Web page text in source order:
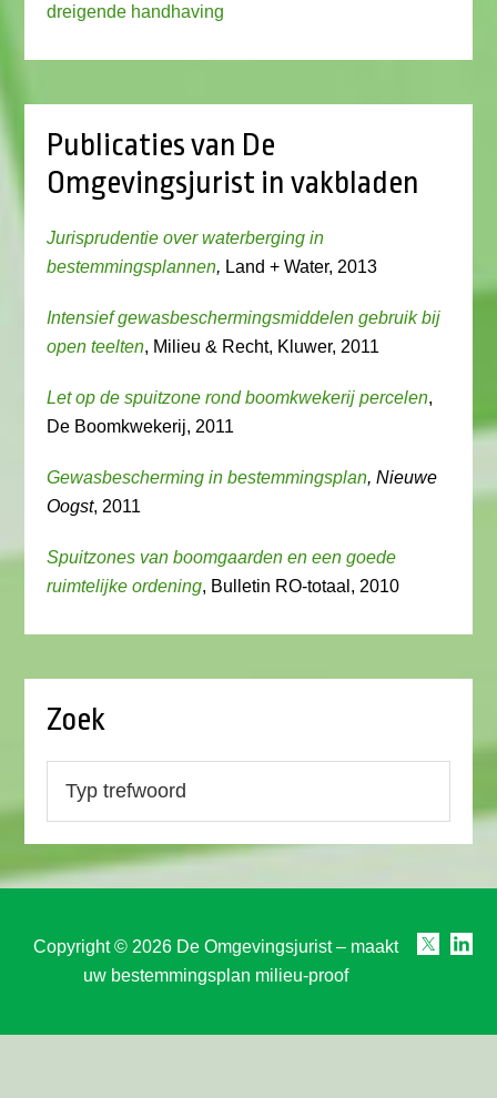
dreigende handhaving
Publicaties van De
Omgevingsjurist in vakbladen
Jurisprudentie over waterberging in
bestemmingsplannen, Land + Water, 2013
Intensief gewasbeschermingsmiddelen gebruik bij
open teelten, Milieu & Recht, Kluwer, 2011
Let op de spuitzone rond boomkwekerij percelen,
De Boomkwekerij, 2011
Gewasbescherming in bestemmingsplan, Nieuwe
Oogst, 2011
Spuitzones van boomgaarden en een goede
ruimtelijke ordening, Bulletin RO-totaal, 2010
Zoek
Copyright © 2026 De Omgevingsjurist – maakt
uw bestemmingsplan milieu-proof